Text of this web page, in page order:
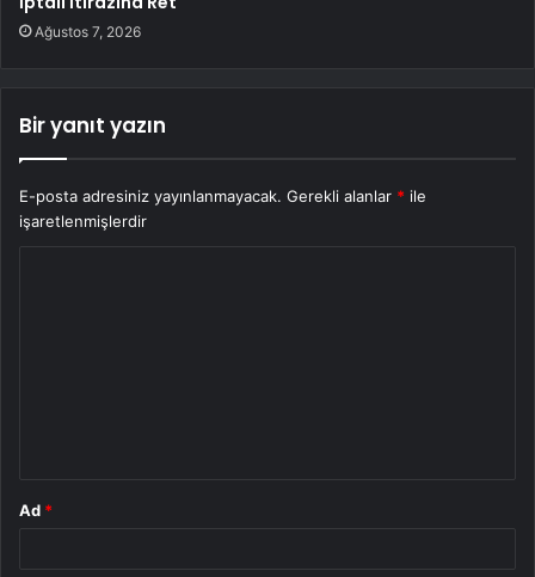
Ağustos 7, 2026
Bir yanıt yazın
E-posta adresiniz yayınlanmayacak. Gerekli alanlar * ile
işaretlenmişlerdir
Ad *